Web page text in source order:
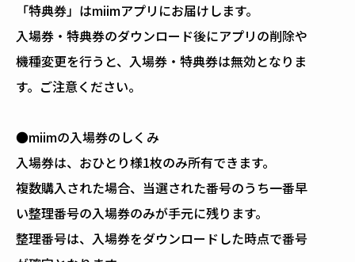
「特典券」はmiimアプリにお届けします。
入場券・特典券のダウンロード後にアプリの削除や
機種変更を行うと、入場券・特典券は無効となりま
す。ご注意ください。
●miimの入場券のしくみ
入場券は、おひとり様1枚のみ所有できます。
複数購入された場合、当選された番号のうち一番早
い整理番号の入場券のみが手元に残ります。
整理番号は、入場券をダウンロードした時点で番号